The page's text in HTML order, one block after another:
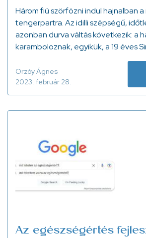
Három fiú szörfözni indul hajnalban
tengerpartra. Az idilli szépségű,
azonban durva váltás következik: a
karamboloznak, egyikük, a 19 éves
koponyatraumát szenved,
megindul a versenyfutás az idővel.
Orzóy Ágnes
2023. február 28.
Az egészségértés